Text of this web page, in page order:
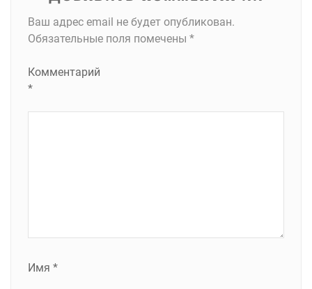
Ваш адрес email не будет опубликован.
Обязательные поля помечены *
Комментарий
*
Имя *